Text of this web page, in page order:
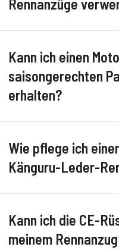
Rennanzüge
Kann ich einen
saisongerechten
erhalten?
Wie pflege ich
Känguru-Leder-
Kann ich die CE-
meinem